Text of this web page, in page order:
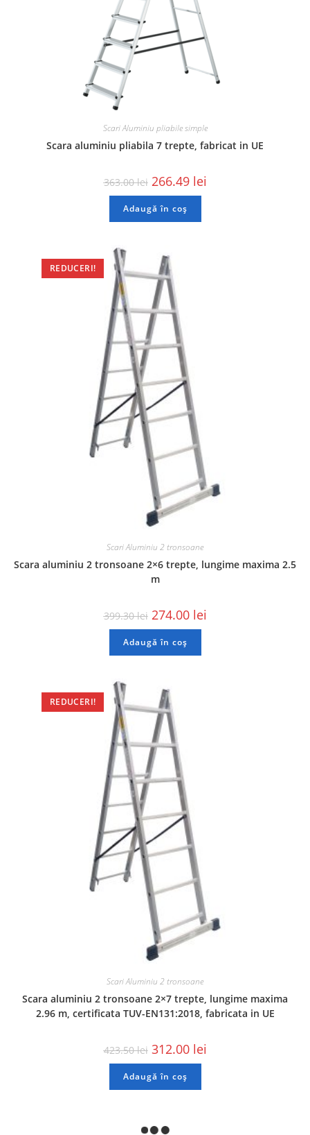
Scari Aluminiu pliabile simple
Scara aluminiu pliabila 7 trepte, fabricat in UE
363.00lei 266.49 lei
Adaugă în coș
REDUCERI!
Scari Aluminiu 2 tronsoane
Scara aluminiu 2 tronsoane 2×6 trepte, lungime maxima 2.5
m
399.30lei 274.00 lei
Adaugă în coș
REDUCERI!
Scari Aluminiu 2 tronsoane
Scara aluminiu 2 tronsoane 2×7 trepte, lungime maxima
2.96 m, certificata TUV-EN131:2018, fabricata in UE
423.50lei 312.00 lei
Adaugă în coș